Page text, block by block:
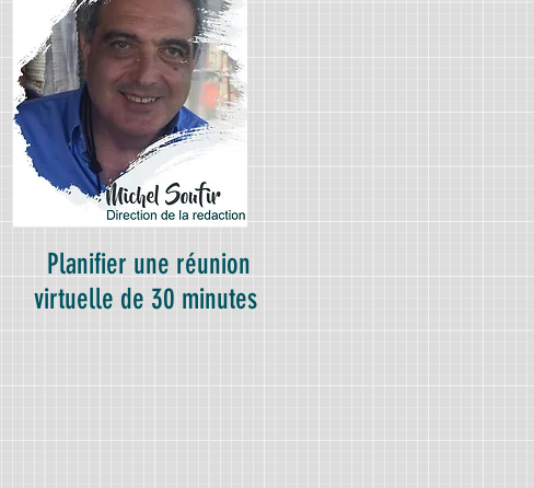
Planifier une réunion
virtuelle de 30 minutes